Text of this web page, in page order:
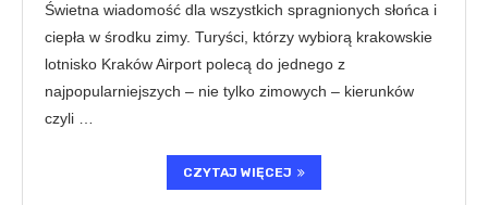
Świetna wiadomość dla wszystkich spragnionych słońca i
ciepła w środku zimy. Turyści, którzy wybiorą krakowskie
lotnisko Kraków Airport polecą do jednego z
najpopularniejszych – nie tylko zimowych – kierunków
czyli …
CZYTAJ WIĘCEJ